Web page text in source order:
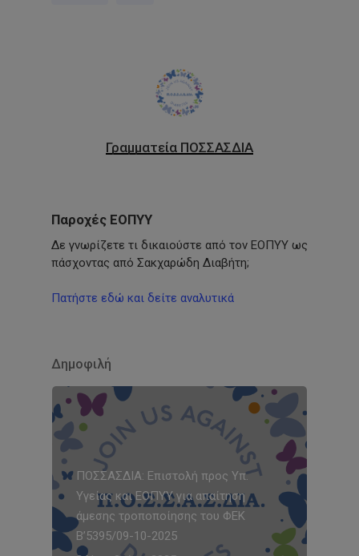
Γραμματεία ΠΟΣΣΑΣΔΙΑ
Παροχές ΕΟΠΥΥ
Δε γνωρίζετε τι δικαιούστε από τον ΕΟΠΥΥ ως
πάσχοντας από Σακχαρώδη Διαβήτη;
Πατήστε εδώ και δείτε αναλυτικά
Δημοφιλή
ΠΟΣΣΑΣΔΙΑ: Επιστολή προς Υπ.
Υγείας και ΕΟΠΥΥ για απαίτηση
άμεσης τροποποίησης του ΦΕΚ
Β’5395/09-10-2025